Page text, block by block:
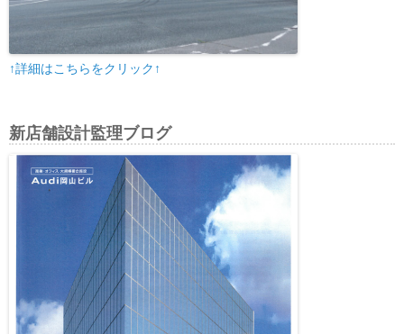
↑詳細はこちらをクリック↑
新店舗設計監理ブログ